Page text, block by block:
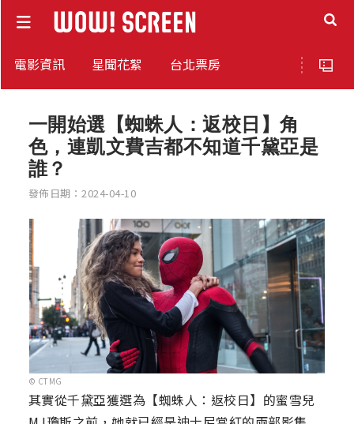
電影資訊 星聞花絮 台北票房
一開始選【蜘蛛人：返校日】角
色，連凱文費吉都不知道千黛亞是
誰？
發佈日期：2024-04-10
© CTMG
其實從千黛亞獲選為【蜘蛛人：返校日】的蜜雪兒